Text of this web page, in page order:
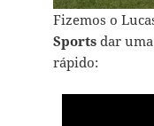
Fizemos o
Sportsdar uma
rápido: